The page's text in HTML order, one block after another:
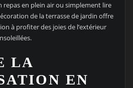
repas en plein air ou simplement lire
de la terrasse de jardin offre
à profiter des joies de l’extérieur
LA
EN